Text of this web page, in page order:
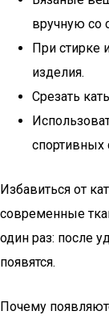
вручную со
При стирке
изделия.
Срезать
спортивных
Избавиться от
современные
один раз: после
появятся.
Почему